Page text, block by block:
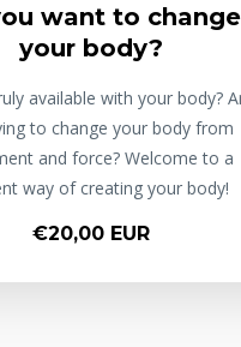
want to change
your body?
available with your body?
to change your body from
and force? Welcome to a
way of creating your body!
€20,00 EUR